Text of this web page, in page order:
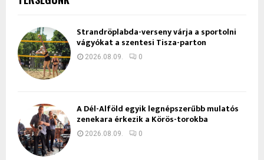
Strandröplabda-verseny várja a sportolni
vágyókat a szentesi Tisza-parton
2026.08.09. 0
A Dél-Alföld egyik legnépszerűbb mulatós
zenekara érkezik a Körös-torokba
2026.08.09. 0